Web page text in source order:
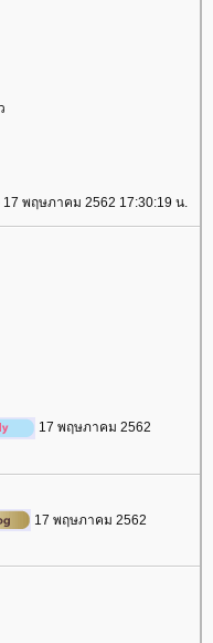
17 พฤษภาคม 2562 17:30:19 น.
17 พฤษภาคม 2562
17 พฤษภาคม 2562